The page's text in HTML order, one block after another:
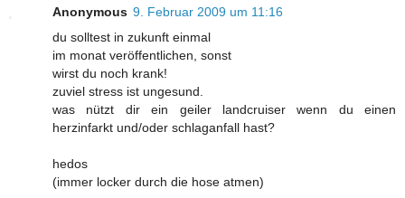
Anonymous 9. Februar 2009 um 11:16
du solltest in zukunft einmal
im monat veröffentlichen, sonst
wirst du noch krank!
zuviel stress ist ungesund.
was nützt dir ein geiler landcruiser wenn du einen
herzinfarkt und/oder schlaganfall hast?
hedos
(immer locker durch die hose atmen)